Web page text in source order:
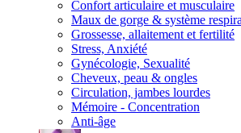
Confort articulaire et musculaire
Maux de gorge & système
Grossesse, allaitement et fertilité
Stress, Anxiété
Gynécologie, Sexualité
Cheveux, peau & ongles
Circulation, jambes lourdes
Mémoire - Concentration
Anti-âge